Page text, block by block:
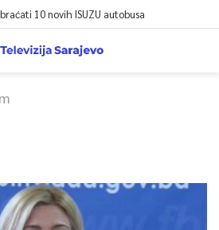
10 novih ISUZU autobusa